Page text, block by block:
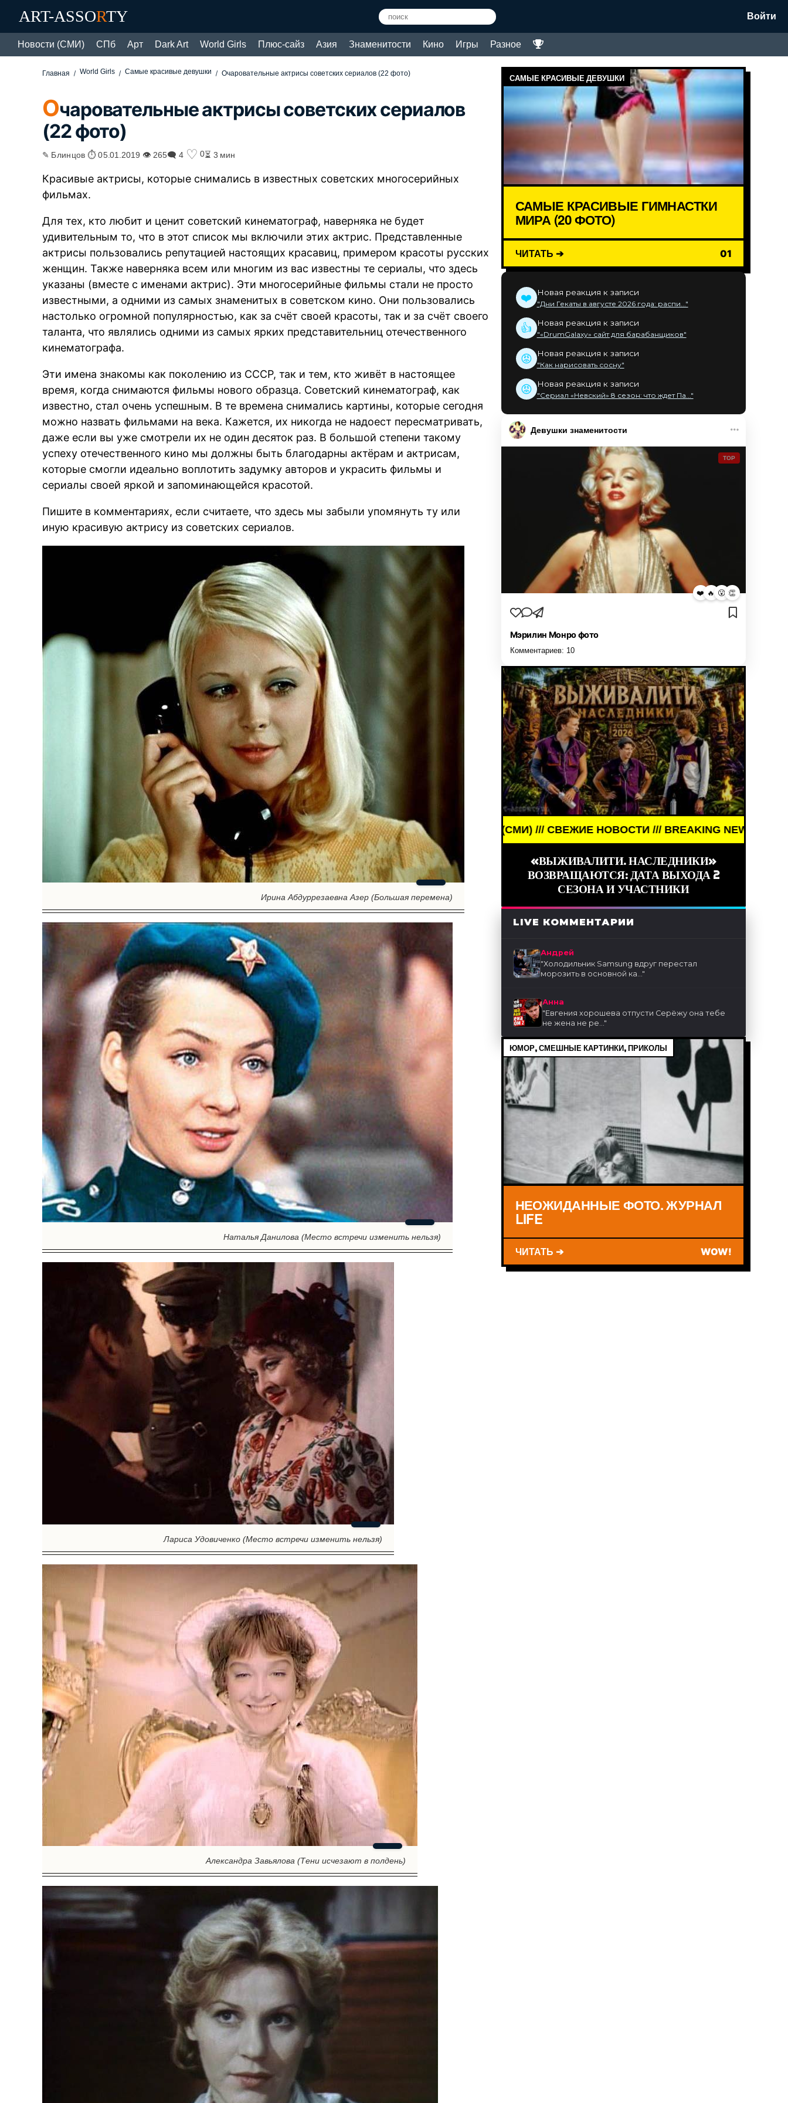
ART-ASSORTY Войти
Новости (СМИ) СПб Арт Dark Art World Girls Плюс-сайз Азия Знаменитости Кино Игры Разное
Главная World Girls Самые красивые девушки Очаровательные актрисы советских сериалов (22 фото)
Очаровательные актрисы советских сериалов
(22 фото)
✎ Блинцов ⏱ 05.01.2019 👁 265🗨 4 ♡ 0⏳ 3 мин
Красивые актрисы, которые снимались в известных советских многосерийных
фильмах.
Для тех, кто любит и ценит советский кинематограф, наверняка не будет
удивительным то, что в этот список мы включили этих актрис. Представленные
актрисы пользовались репутацией настоящих красавиц, примером красоты русских
женщин. Также наверняка всем или многим из вас известны те сериалы, что здесь
указаны (вместе с именами актрис). Эти многосерийные фильмы стали не просто
известными, а одними из самых знаменитых в советском кино. Они пользовались
настолько огромной популярностью, как за счёт своей красоты, так и за счёт своего
таланта, что являлись одними из самых ярких представительниц отечественного
кинематографа.
Эти имена знакомы как поколению из СССР, так и тем, кто живёт в настоящее
время, когда снимаются фильмы нового образца. Советский кинематограф, как
известно, стал очень успешным. В те времена снимались картины, которые сегодня
можно назвать фильмами на века. Кажется, их никогда не надоест пересматривать,
даже если вы уже смотрели их не один десяток раз. В большой степени такому
успеху отечественного кино мы должны быть благодарны актёрам и актрисам,
которые смогли идеально воплотить задумку авторов и украсить фильмы и
сериалы своей яркой и запоминающейся красотой.
Пишите в комментариях, если считаете, что здесь мы забыли упомянуть ту или
иную красивую актрису из советских сериалов.
Ирина Абдуррезаевна Азер (Большая перемена)
Наталья Данилова (Место встречи изменить нельзя)
Лариса Удовиченко (Место встречи изменить нельзя)
Александра Завьялова (Тени исчезают в полдень)
САМЫЕ КРАСИВЫЕ ДЕВУШКИ
САМЫЕ КРАСИВЫЕ ГИМНАСТКИ
МИРА (20 ФОТО)
ЧИТАТЬ ➔ 01
❤️ Новая реакция к записи
"Дни Гекаты в августе 2026 года: распи..."
👍 Новая реакция к записи
"«DrumGalaxy» сайт для барабанщиков"
😡 Новая реакция к записи
"Как нарисовать сосну"
😡 Новая реакция к записи
"Сериал «Невский» 8 сезон: что ждет Па..."
Девушки знаменитости
TOP
❤️ 🔥 😮 👏
Мэрилин Монро фото
Комментариев: 10
BREAKING NEWS /// НОВОСТИ (СМИ) /// СВЕЖИЕ НОВОСТИ /// BREAKING NEWS /// НОВОСТИ (СМИ) ///
«ВЫЖИВАЛИТИ. НАСЛЕДНИКИ»
ВОЗВРАЩАЮТСЯ: ДАТА ВЫХОДА 2
СЕЗОНА И УЧАСТНИКИ
LIVE КОММЕНТАРИИ
Андрей
"Холодильник Samsung вдруг перестал
морозить в основной ка..."
Анна
"Евгения хорошева отпусти Серёжу она тебе
не жена не ре..."
ЮМОР, СМЕШНЫЕ КАРТИНКИ, ПРИКОЛЫ
НЕОЖИДАННЫЕ ФОТО. ЖУРНАЛ
LIFE
ЧИТАТЬ ➔ WOW!